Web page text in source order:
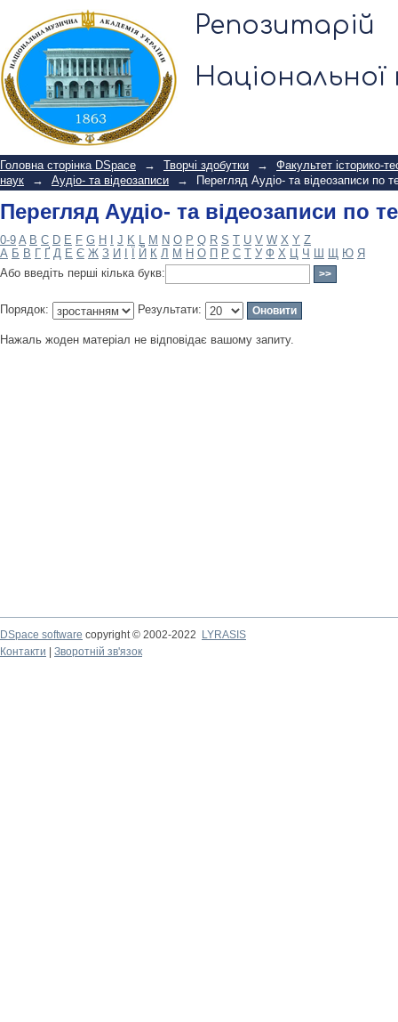
Репозитарій
Національної
Перегляд Аудіо- та відеозаписи по
Головна сторінка DSpace → Творчі здобутки →
Факультет історико-
наук
→ Аудіо- та відеозаписи → Перегляд Аудіо- та відеозаписи по
Перегляд Аудіо- та відеозаписи по
0-9 A B C D E F G H J K L M N O P Q R S T U V W X Y Z
А Б В Г Ґ Д Е Є Ж З И Й К Л М Н О П Р С Т У Ф Х Ц Ч Ш Щ Ю Я
Або введіть перші кілька букв:
Порядок: Результати:
Нажаль жоден матеріал не відповідає вашому запиту.
DSpace software copyright © 2002-2022
LYRASIS
Контакти
Зворотній зв'язок